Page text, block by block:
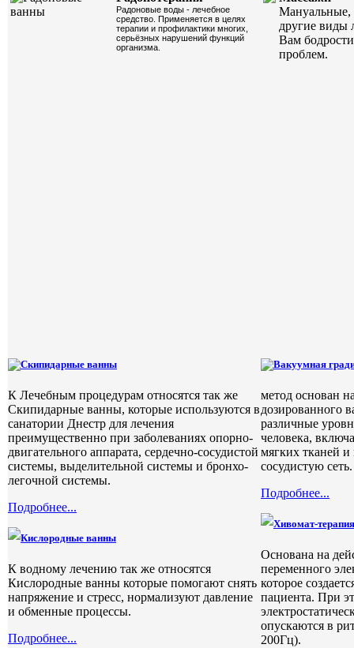
Радоновые воды - лечебное
средство. Применяется в целях
терапии и профилактики многих,
серьёзных нарушений функций
организма.
Мануальные,
другие виды
Вам
проблем.
Скипидарные ванны
К Лечебным процедурам относятся так же
Скипидарные ванны, которые используются в
санатории Днестр для лечения
преимущественно при заболеваниях опорно-
двигательного аппарата, сердечно-сосудистой
системы, выделительной системы и бронхо-
легочной системы.
Подробнее...
Кислородные ванны
К водному лечению так же относятся
Кислородные ванны которые помогают снять
напряжение и стресс, нормализуют давление
и обменные процессы.
Подробнее...
Вакуумная
метод основан
дозированного
различные
человека,
мягких тканей
сосудистую сеть.
Подробнее...
Хивомат-терапия
Основана на
переменного
которое
пациента. При
опускаются в
200Гц).